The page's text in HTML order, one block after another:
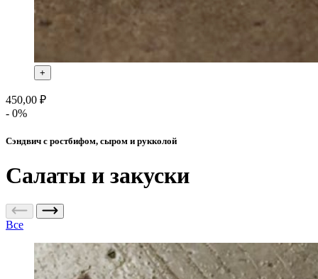
+
450,00 ₽
- 0%
Сэндвич с ростбифом, сыром и рукколой
Салаты и закуски
Все